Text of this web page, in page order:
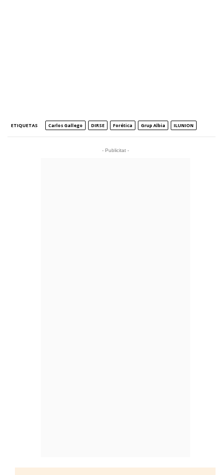
ETIQUETAS Carlos Gallego DIRSE Forética Grup Albia ILUNION
- Publicitat -